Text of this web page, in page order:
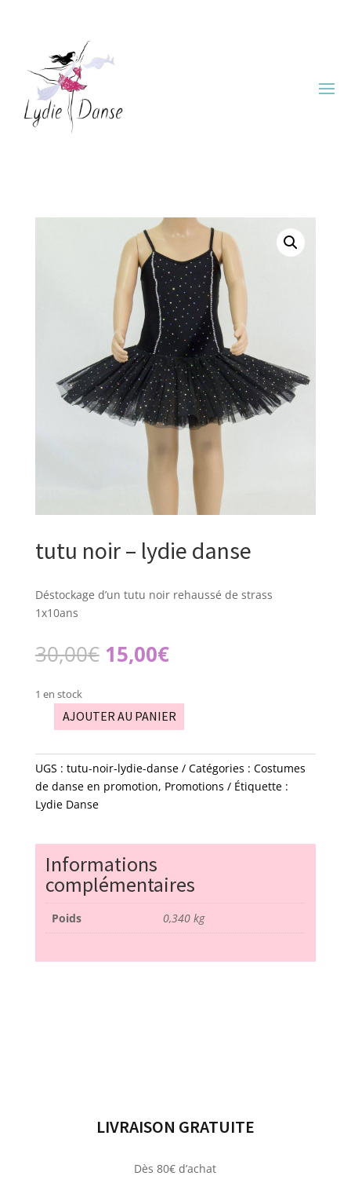
tutu noir – lydie danse
Déstockage d’un tutu noir rehaussé de strass
1x10ans
30,00€ Le
prix
était :
30,00€.
15,00€Le
prix
est :
15,00€.
1 en stock
quantité
noir
lydie
AJOUTER AU PANIER
UGS : tutu-noir-lydie-danse Catégories : Costumes
de danse en promotion, Promotions
Étiquette :
Lydie Danse
Informations
complémentaires
Poids 0,340 kg
LIVRAISON GRATUITE
Dès 80€ d’achat